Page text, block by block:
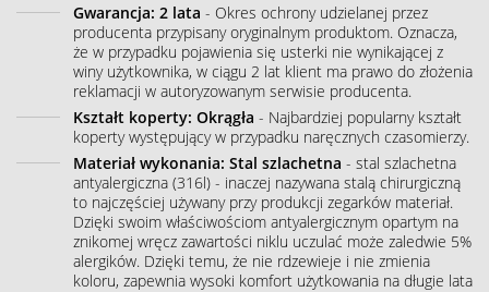
Gwarancja: 2 lata - Okres ochrony udzielanej przez
producenta przypisany oryginalnym produktom. Oznacza,
że w przypadku pojawienia się usterki nie wynikającej z
winy użytkownika, w ciągu 2 lat klient ma prawo do złożenia
reklamacji w autoryzowanym serwisie producenta.
Kształt koperty: Okrągła - Najbardziej popularny kształt
koperty występujący w przypadku naręcznych czasomierzy.
Materiał wykonania: Stal szlachetna - stal szlachetna
antyalergiczna (316l) - inaczej nazywana stalą chirurgiczną
to najczęściej używany przy produkcji zegarków materiał.
Dzięki swoim właściwościom antyalergicznym opartym na
znikomej wręcz zawartości niklu uczulać może zaledwie 5%
alergików. Dzięki temu, że nie rdzewieje i nie zmienia
koloru, zapewnia wysoki komfort użytkowania na długie lata